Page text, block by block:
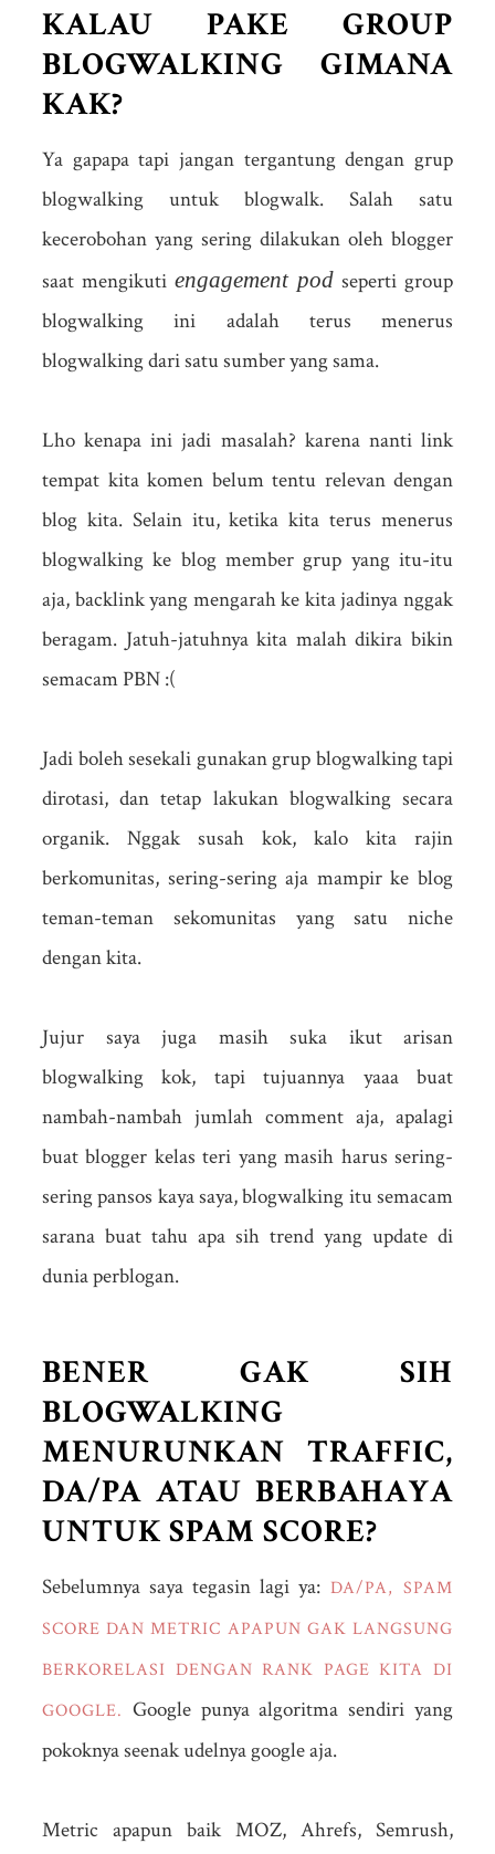
KALAU PAKE GROUP
BLOGWALKING GIMANA
KAK?
Ya gapapa tapi jangan tergantung dengan grup
blogwalking untuk blogwalk. Salah satu
kecerobohan yang sering dilakukan oleh blogger
saat mengikuti engagement pod seperti group
blogwalking ini adalah terus menerus
blogwalking dari satu sumber yang sama.
Lho kenapa ini jadi masalah? karena nanti link
tempat kita komen belum tentu relevan dengan
blog kita. Selain itu, ketika kita terus menerus
blogwalking ke blog member grup yang itu-itu
aja, backlink yang mengarah ke kita jadinya nggak
beragam. Jatuh-jatuhnya kita malah dikira bikin
semacam PBN :(
Jadi boleh sesekali gunakan grup blogwalking tapi
dirotasi, dan tetap lakukan blogwalking secara
organik. Nggak susah kok, kalo kita rajin
berkomunitas, sering-sering aja mampir ke blog
teman-teman sekomunitas yang satu niche
dengan kita.
Jujur saya juga masih suka ikut arisan
blogwalking kok, tapi tujuannya yaaa buat
nambah-nambah jumlah comment aja, apalagi
buat blogger kelas teri yang masih harus sering-
sering pansos kaya saya, blogwalking itu semacam
sarana buat tahu apa sih trend yang update di
dunia perblogan.
BENER GAK SIH
BLOGWALKING
MENURUNKAN TRAFFIC,
DA/PA ATAU BERBAHAYA
UNTUK SPAM SCORE?
Sebelumnya saya tegasin lagi ya: DA/PA, SPAM
SCORE DAN METRIC APAPUN GAK LANGSUNG
BERKORELASI DENGAN RANK PAGE KITA DI
GOOGLE. Google punya algoritma sendiri yang
pokoknya seenak udelnya google aja.
Metric apapun baik MOZ, Ahrefs, Semrush,